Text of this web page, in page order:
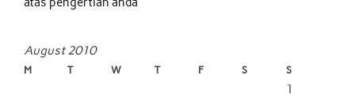
August 2010
M T W T F S S
1